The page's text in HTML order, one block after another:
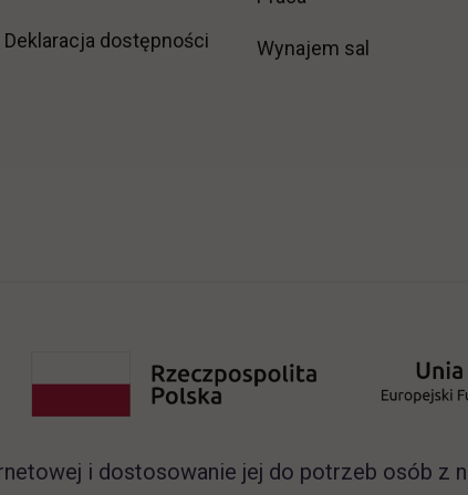
Deklaracja dostępności Wynajem sal
i dostosowanie jej do potrzeb osób z